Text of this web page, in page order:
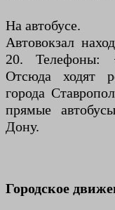
На автобусе.
Автовокзал
20. Телефоны:
Отсюда ходят
города
прямые
Дону.
Городское